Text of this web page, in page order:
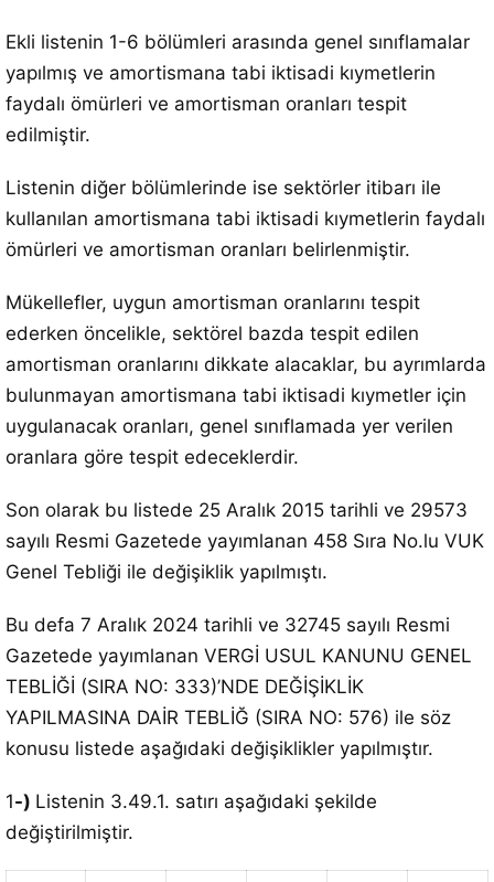
Ekli listenin 1-6 bölümleri arasında genel sınıflamalar
yapılmış ve amortismana tabi iktisadi kıymetlerin
faydalı ömürleri ve amortisman oranları tespit
edilmiştir.
Listenin diğer bölümlerinde ise sektörler itibarı ile
kullanılan amortismana tabi iktisadi kıymetlerin faydalı
ömürleri ve amortisman oranları belirlenmiştir.
Mükellefler, uygun amortisman oranlarını tespit
ederken öncelikle, sektörel bazda tespit edilen
amortisman oranlarını dikkate alacaklar, bu ayrımlarda
bulunmayan amortismana tabi iktisadi kıymetler için
uygulanacak oranları, genel sınıflamada yer verilen
oranlara göre tespit edeceklerdir.
Son olarak bu listede 25 Aralık 2015 tarihli ve 29573
sayılı Resmi Gazetede yayımlanan 458 Sıra No.lu VUK
Genel Tebliği ile değişiklik yapılmıştı.
Bu defa 7 Aralık 2024 tarihli ve 32745 sayılı Resmi
Gazetede yayımlanan VERGİ USUL KANUNU GENEL
TEBLİĞİ (SIRA NO: 333)’NDE DEĞİŞİKLİK
YAPILMASINA DAİR TEBLİĞ (SIRA NO: 576) ile söz
konusu listede aşağıdaki değişiklikler yapılmıştır.
1-) Listenin 3.49.1. satırı aşağıdaki şekilde
değiştirilmiştir.